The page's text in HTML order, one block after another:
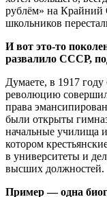
рублём» на Крайний
школьников
И вот это-то
развалило СССР,
Думаете, в 1917
революцию
права
были открыты
начальные училища
котором
в университеты и
высших должностей.
Пример — одна